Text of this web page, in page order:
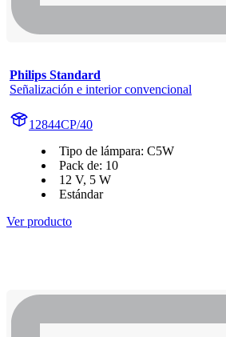
Philips Standard
Señalización e interior convencional
12844CP/40
Tipo de lámpara: C5W
Pack de: 10
12 V, 5 W
Estándar
Ver producto